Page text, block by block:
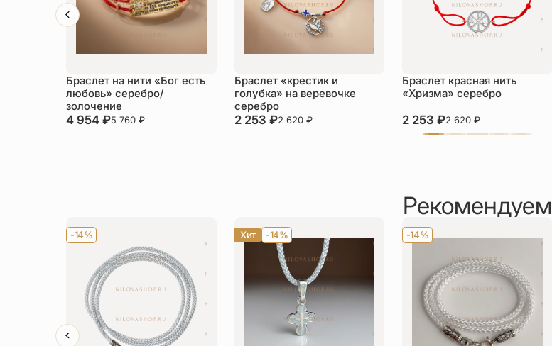
Браслет на нити «Бог есть
любовь» серебро/
золочение
4 954₽5 760₽
Браслет «крестик и
голубка» на веревочке
серебро
2 253 ₽2 620₽
Браслет красная нить
«Хризма» серебро
2 253₽2 620₽
Рекомендуем
-14% Хит -14% -14%